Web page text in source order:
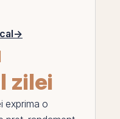
→
zilei
exprima o